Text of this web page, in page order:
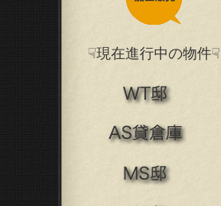
☟現在進行中の物件☟